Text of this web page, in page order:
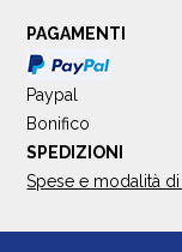
PAGAMENTI
Paypal
Bonifico
SPEDIZIONI
Spese e modalità